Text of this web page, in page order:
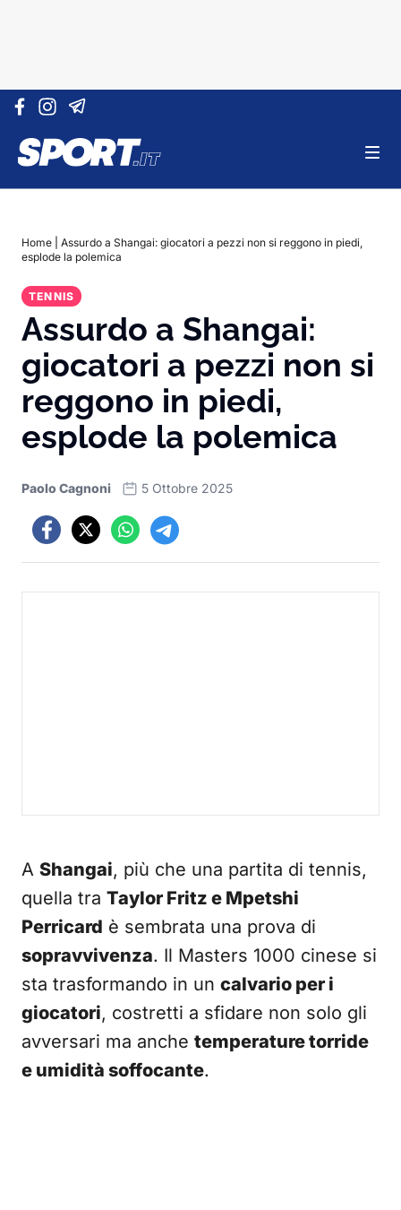
Vai al contenuto
Home
Assurdo a Shangai: giocatori a pezzi non si reggono in piedi,
esplode la polemica
TENNIS
Assurdo a Shangai:
giocatori a pezzi non si
reggono in piedi,
esplode la polemica
Paolo Cagnoni 5 Ottobre 2025
A Shangai, più che una partita di tennis,
quella tra Taylor Fritz e Mpetshi
Perricard è sembrata una prova di
sopravvivenza. Il Masters 1000 cinese si
sta trasformando in un calvario per i
giocatori, costretti a sfidare non solo gli
avversari ma anche temperature torride
e umidità soffocante.